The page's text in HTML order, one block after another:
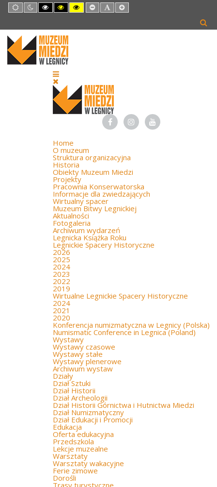
Default
mode
Night
mode
High
Contrast
mode
High
Contrast
mode
High
Contrast
mode
Set
Smaller
Set
Default
Set
Larger
Home
O muzeum
Struktura organizacyjna
Historia
Obiekty Muzeum Miedzi
Projekty
Pracownia Konserwatorska
Informacje dla zwiedzających
Wirtualny spacer
Muzeum Bitwy Legnickiej
Aktualności
Fotogaleria
Archiwum wydarzeń
Legnicka Książka Roku
Legnickie Spacery Historyczne
2026
2025
2024
2023
2022
2019
Wirtualne Legnickie Spacery Historyczne
2024
2021
2020
Konferencja numizmatyczna w Legnicy (Polska)
Numismatic Conference in Legnica (Poland)
Wystawy
Wystawy czasowe
Wystawy stałe
Wystawy plenerowe
Archiwum wystaw
Działy
Dział Sztuki
Dział Historii
Dział Archeologii
Dział Historii Górnictwa i Hutnictwa Miedzi
Dział Numizmatyczny
Dział Edukacji i Promocji
Edukacja
Oferta edukacyjna
Przedszkola
Lekcje muzealne
Warsztaty
Warsztaty wakacyjne
Ferie zimowe
Dorośli
Trasy turystyczne